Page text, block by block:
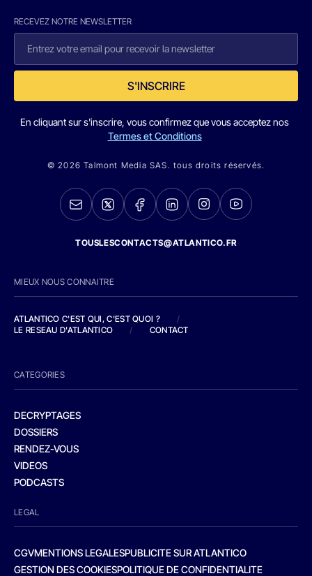
RECEVEZ NOTRE NEWSLETTER
S'INSCRIRE
En cliquant sur s'inscrire, vous confirmez que vous acceptez nos
Termes et Conditions
© 2026 Talmont Media SAS. tous droits réservés.
TOUSLESCONTACTS@ATLANTICO.FR
MIEUX NOUS CONNAITRE
ATLANTICO C'EST QUI, C'EST QUOI ?
/
LE RESEAU D'ATLANTICO
/ CONTACT
CATEGORIES
DECRYPTAGES
DOSSIERS
RENDEZ-VOUS
VIDEOS
PODCASTS
LEGAL
CGVMENTIONS LEGALESPUBLICITE SUR ATLANTICO
GESTION DES COOKIESPOLITIQUE DE CONFIDENTIALITE